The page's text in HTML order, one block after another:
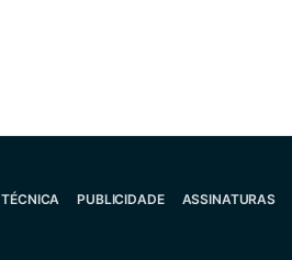
PUBLICIDADE ASSINATURAS